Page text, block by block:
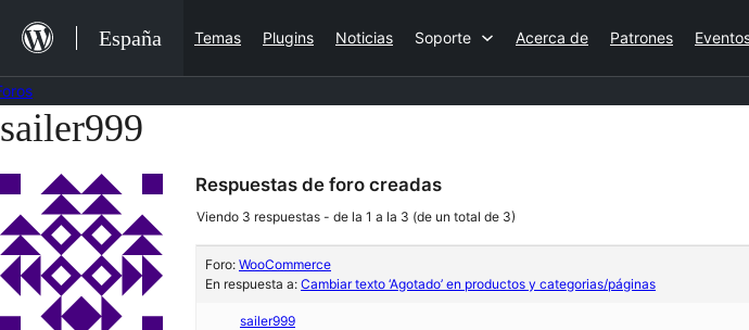
contenido
España Temas Plugins Noticias Soporte Acerca de Patrones
Saltar
contenido
sailer999
Respuestas de foro creadas
Viendo 3 respuestas - de la 1 a la 3 (de un total de 3)
Foro: WooCommerce
En respuesta a: Cambiar texto ‘Agotado’ en productos y categorias/páginas
sailer999